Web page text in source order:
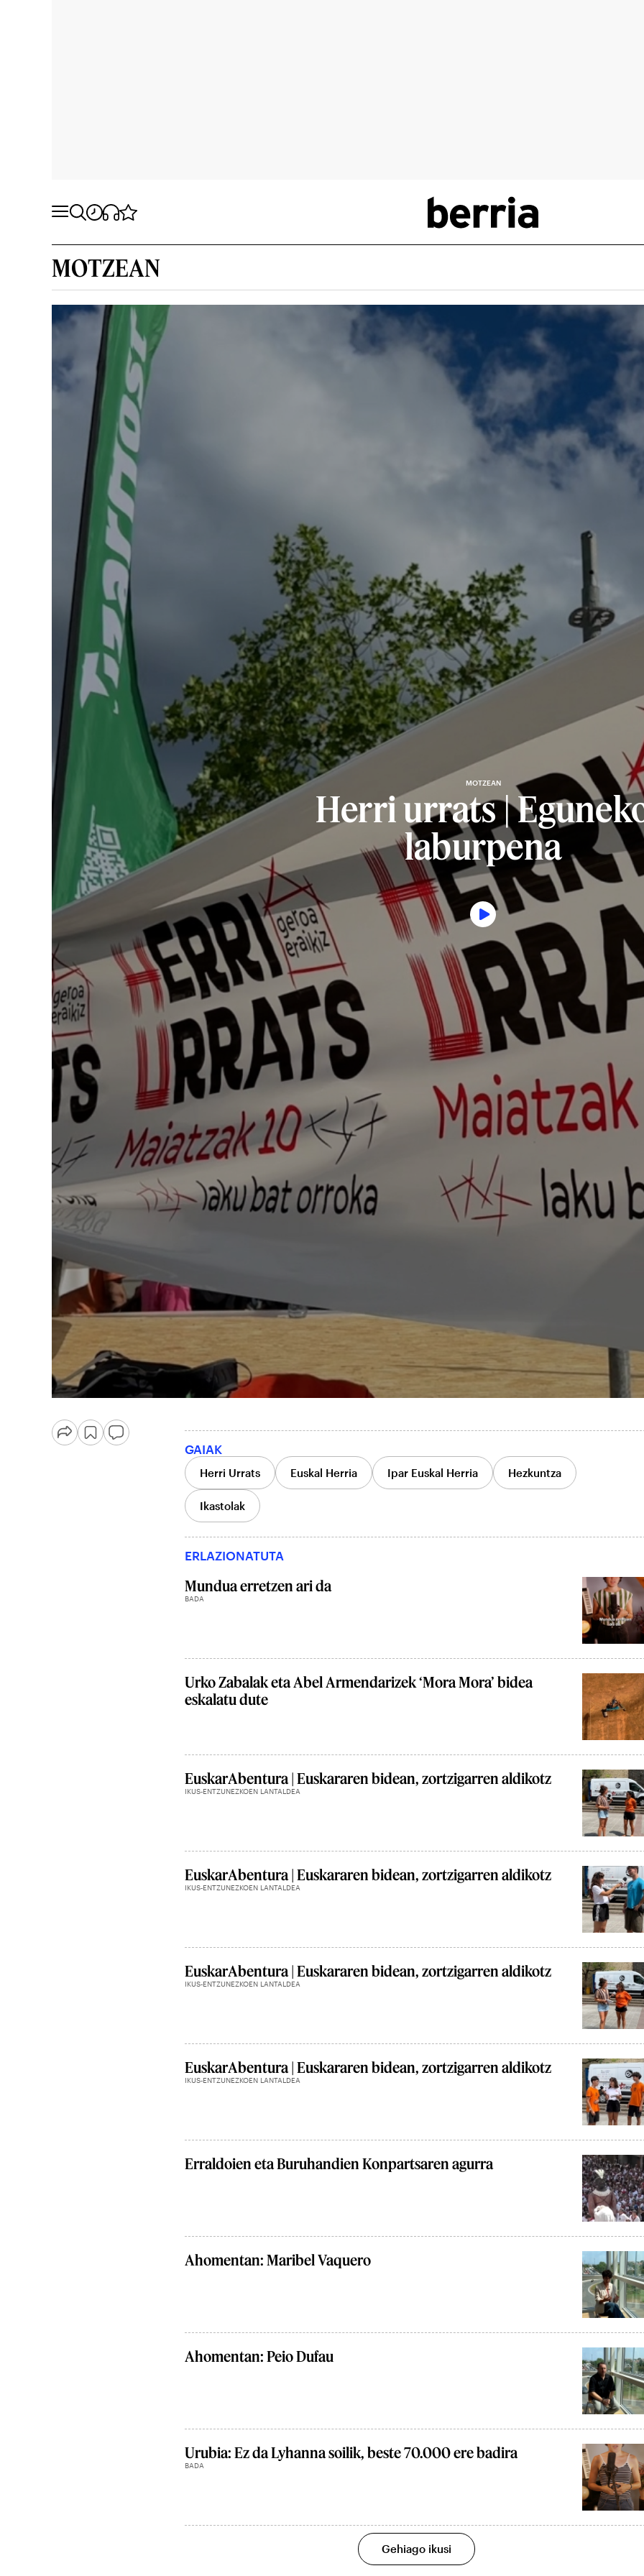
MOTZEAN
MOTZEAN
Herri urrats |
laburpena
GAIAK
Herri Urrats Euskal Herria Ipar Euskal Herria Hezkuntza
Ikastolak
ERLAZIONATUTA
Mundua erretzen ari da
BADA
Urko Zabalak eta Abel Armendarizek ‘Mora Mora’ bidea
eskalatu dute
EuskarAbentura | Euskararen bidean, zortzigarren aldikotz
IKUS-ENTZUNEZKOEN LANTALDEA
EuskarAbentura | Euskararen bidean, zortzigarren aldikotz
IKUS-ENTZUNEZKOEN LANTALDEA
EuskarAbentura | Euskararen bidean, zortzigarren aldikotz
IKUS-ENTZUNEZKOEN LANTALDEA
EuskarAbentura | Euskararen bidean, zortzigarren aldikotz
IKUS-ENTZUNEZKOEN LANTALDEA
Erraldoien eta Buruhandien Konpartsaren agurra
Ahomentan: Maribel Vaquero
Ahomentan: Peio Dufau
Urubia: Ez da Lyhanna soilik, beste 70.000 ere badira
BADA
Gehiago ikusi